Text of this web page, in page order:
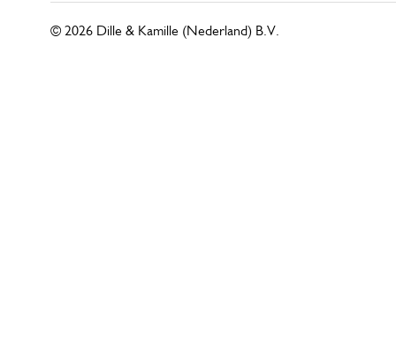
© 2026 Dille & Kamille (Nederland) B.V.